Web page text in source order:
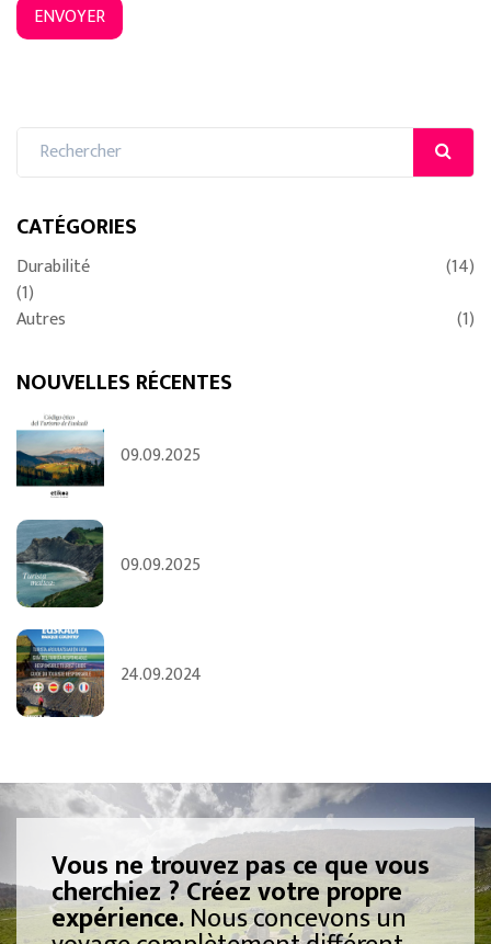
ENVOYER
CATÉGORIES
Durabilité
(14)
(1)
Autres
(1)
NOUVELLES RÉCENTES
09.09.2025
09.09.2025
24.09.2024
Vous ne trouvez pas ce que vous
cherchiez ? Créez votre propre
expérience.Nous concevons un